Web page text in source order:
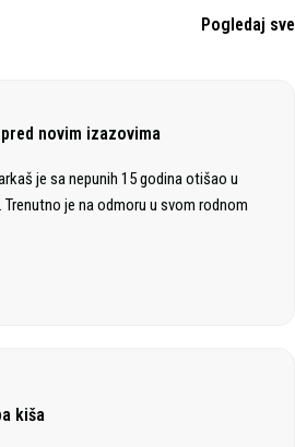
Pogledaj sve
novim izazovima
je sa nepunih 15 godina otišao u
je na odmoru u svom rodnom
kiša